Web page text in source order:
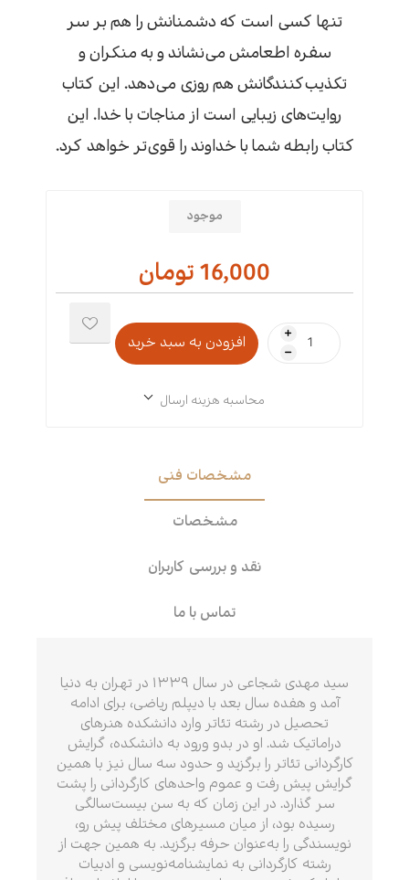
تنها کسی است که دشمنانش را هم بر سر
سفره اطعامش می‌نشاند و به منکران و
تکذیب‌کنندگانش هم روزی می‌دهد. این کتاب
روایت‌های زیبایی است از مناجات با خدا. این
کتاب رابطه شما با خداوند را قوی‌تر خواهد کرد.
موجود
16,000 تومان
i
h
محاسبه هزینه ارسال
مشخصات فنی
مشخصات
نقد و بررسی کاربران
تماس با ما
سید مهدی شجاعی در سال ۱۳۳۹ در تهران به دنیا
آمد و هفده سال بعد با دیپلم ریاضی، برای ادامه
تحصیل در رشته تئاتر وارد دانشکده هنرهای
دراماتیک شد. او در بدو ورود به دانشکده، گرایش
کارگردانی تئاتر را برگزید و حدود سه سال نیز با همین
گرایش پیش رفت و عموم واحدهای کارگردانی را پشت
سر گذارد. در این زمان که به سن بیست‌سالگی
رسیده بود، از میان مسیرهای مختلف پیش رو،
نویسندگی را به‌عنوان حرفه برگزید. به همین جهت از
رشته کارگردانی به نمایشنامه‌نویسی و ادبیات